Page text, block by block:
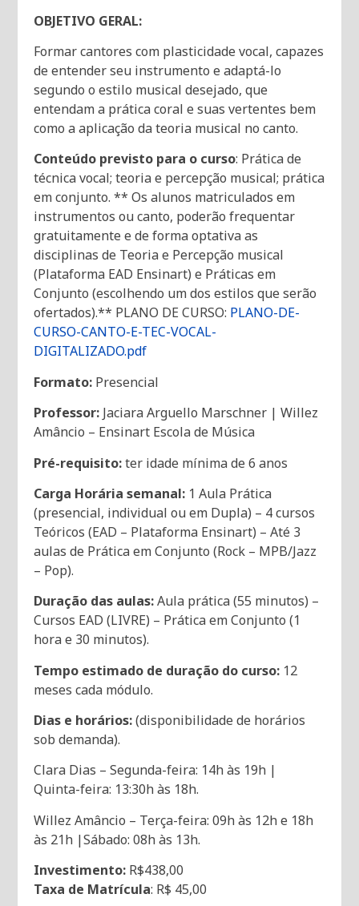
OBJETIVO GERAL:
Formar cantores com plasticidade vocal, capazes
de entender seu instrumento e adaptá-lo
segundo o estilo musical desejado, que
entendam a prática coral e suas vertentes bem
como a aplicação da teoria musical no canto.
Conteúdo previsto para o curso: Prática de
técnica vocal; teoria e percepção musical; prática
em conjunto. ** Os alunos matriculados em
instrumentos ou canto, poderão frequentar
gratuitamente e de forma optativa as
disciplinas de Teoria e Percepção musical
(Plataforma EAD Ensinart) e Práticas em
Conjunto (escolhendo um dos estilos que serão
ofertados).** PLANO DE CURSO: PLANO-DE-
CURSO-CANTO-E-TEC-VOCAL-
DIGITALIZADO.pdf
Formato: Presencial
Professor: Jaciara Arguello Marschner | Willez
Amâncio – Ensinart Escola de Música
Pré-requisito:ter idade mínima de 6 anos
Carga Horária semanal: 1 Aula Prática
(presencial, individual ou em Dupla) – 4 cursos
Teóricos (EAD – Plataforma Ensinart) – Até 3
aulas de Prática em Conjunto (Rock – MPB/Jazz
– Pop).
Duração das aulas:Aula prática (55 minutos) –
Cursos EAD (LIVRE) – Prática em Conjunto (1
hora e 30 minutos).
Tempo estimado de duração do curso: 12
meses cada módulo.
Dias e horários:(disponibilidade de horários
sob demanda).
Clara Dias – Segunda-feira: 14h às 19h |
Quinta-feira: 13:30h às 18h.
Willez Amâncio – Terça-feira: 09h às 12h e 18h
às 21h |Sábado: 08h às 13h.
Investimento: R$438,00
Taxa de Matrícula: R$ 45,00